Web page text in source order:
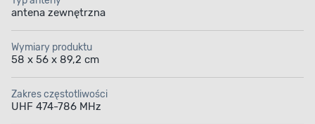
antena zewnętrzna
Wymiary produktu
58 x 56 x 89,2 cm
Zakres częstotliwości
UHF 474-786 MHz